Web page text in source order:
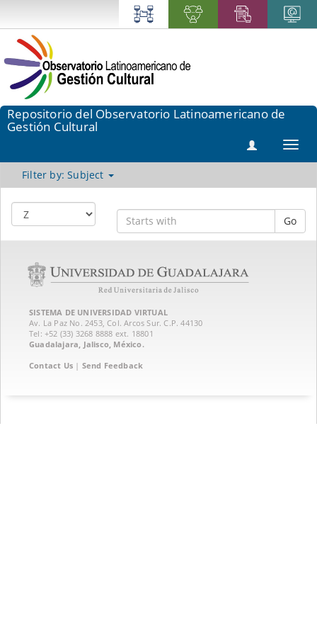
Repositorio del Observatorio Latinoamericano de
Gestión Cultural
Filter by: Subject
Go
SISTEMA DE UNIVERSIDAD VIRTUAL
Av. La Paz No. 2453, Col. Arcos Sur. C.P. 44130
Tel: +52 (33) 3268 8888‏ ext. 18801
Guadalajara, Jalisco, México.
Contact Us | Send Feedback